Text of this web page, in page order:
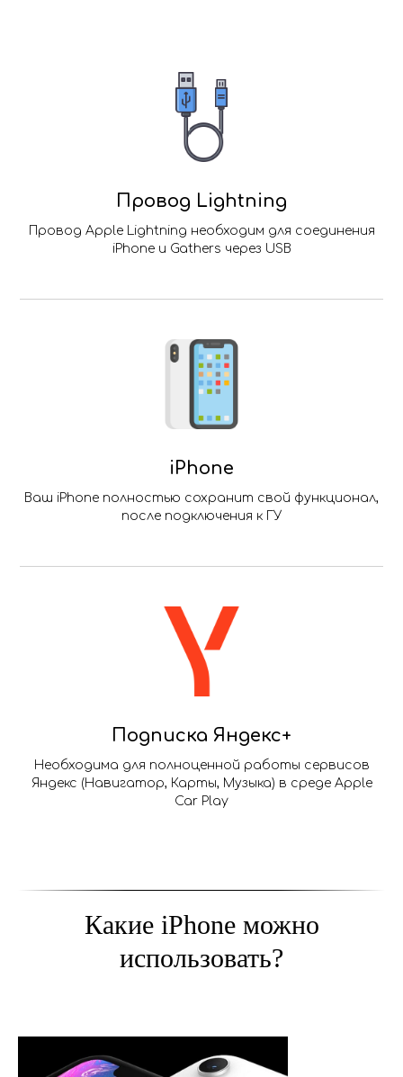
Провод Lightning
Провод Apple Lightning необходим для соединения
iPhone и Gathers через USB
iPhone
Ваш iPhone полностью сохранит свой функционал,
после подключения к ГУ
Подписка Яндекс+
Необходима для полноценной работы сервисов
Яндекс (Навигатор, Карты, Музыка) в среде Apple
Car Play
Какие iPhone можно
использовать?